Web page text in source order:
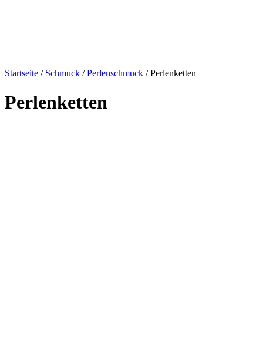
Startseite / Schmuck /Perlenschmuck / Perlenketten
Perlenketten